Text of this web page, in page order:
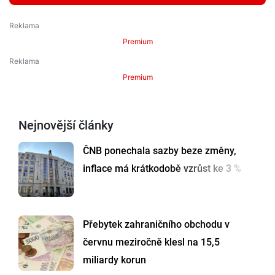
Premium
Premium
Nejnovější články
ČNB ponechala sazby beze změny,
inflace má krátkodobě vzrůst ke 3 %
Přebytek zahraničního obchodu v
červnu meziročně klesl na 15,5
miliardy korun